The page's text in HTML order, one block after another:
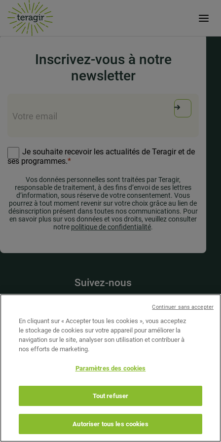
15 mars 2024
Inscrivez-vous à notre
newsletter
RGPD*
Je souhaite recevoir les actualités de Teragir et de
ses programmes.*
Vos données personnelles sont traitées par Teragir,
responsable de traitement, à des fins d’envoi de ses lettres
d’information, sous réserve de votre consentement. Vous
pourrez à tout moment revenir sur votre choix grâce au lien de
désinscription présent dans toutes nos communications. Pour
en savoir plus sur vos données et vos droits, veuillez consulter
notre politique de confidentialité.
Suivez-nous
Presse
Nous soutenir
Nous contacter
©2026 Teragir
Mentions légales
En cliquant sur « Accepter tous les cookies », vous acceptez
le stockage de cookies sur votre appareil pour améliorer la
navigation sur le site, analyser son utilisation et contribuer à
nos efforts de marketing.
Paramètres des cookies
Tout refuser
Autoriser tous les cookies
Continuer sans accepter